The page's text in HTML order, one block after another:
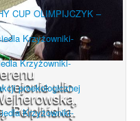
rejonie ulic
Pelplińską.
CUP OLIMPIJCZYK –
Krzyżowniki-
Krzyżowniki-
proekologicznej
Krzyżowniki-